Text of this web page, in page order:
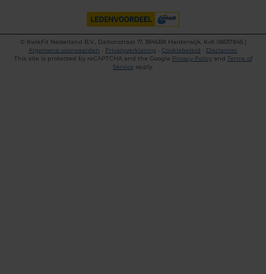
©
KwikFit Nederland B.V., Daltonstraat 17, 3846BX Harderwijk, KvK 08017845 |
Algemene voorwaarden • Privacyverklaring • Cookiebeleid • Disclaimer
This site is protected by reCAPTCHA and the Google Privacy Policyand Terms of
Service apply.